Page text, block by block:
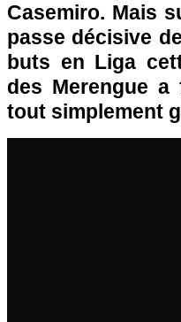
Casemiro. Mais
passe décisive de
buts en Liga
des Merengue
tout simplement